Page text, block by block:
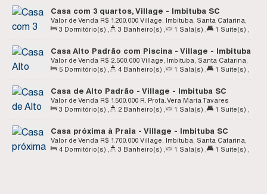
Casa com 3 quartos, Village - Imbituba SC
R$ 1.200.000
Valor de Venda
Village, Imbituba, Santa Catarina,
Brasil
3 Dormitório(s) 3 Banheiro(s) 1 Sala(s) 1 Suíte(s)
14.00m , Frente: 14.00 m , Lado Direito: 25.00m ,
Lado
Esquerdo: 25.00m
Casa Alto Padrão com Piscina - Village - Imbituba
SC
R$ 2.500.000
Valor de Venda
Village, Imbituba, Santa Catarina,
Brasil
5 Dormitório(s) 4 Banheiro(s) 1 Sala(s) 1 Suíte(s)
Casa de Alto Padrão - Village - Imbituba SC
R$ 1.500.000
Valor de Venda
R. Profa. Vera Maria Tavares
Teixeira, 306, 88780-000, Village, Imbituba, Santa Catarina,
3 Dormitório(s) 2 Banheiro(s) 1 Sala(s) 1 Suíte(s)
14.00m , Frente: 14 .00m , Lado Direito: 25.00m ,
Lado
Esquerdo: 25.00m
Casa próxima à Praia - Village - Imbituba SC
R$ 1.700.000
Valor de Venda
Village, Imbituba, Santa Catarina,
Brasil
4 Dormitório(s) 3 Banheiro(s) 1 Sala(s) 1 Suíte(s)